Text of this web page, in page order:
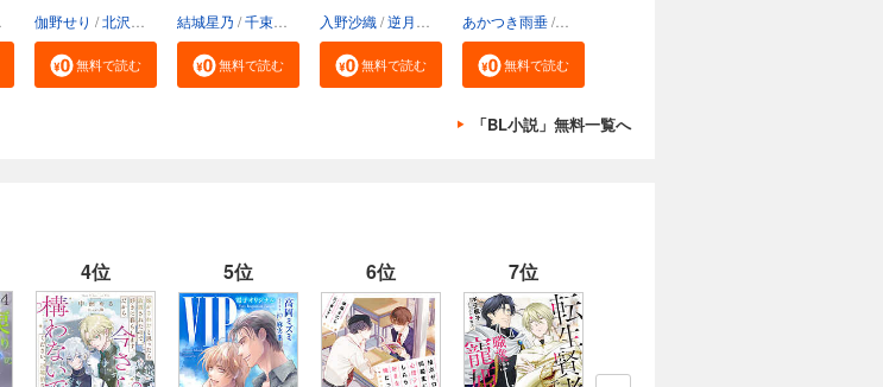
伽野せり 北沢きょう
無料で読む
結城星乃 千束るち
無料で読む
入野沙織 逆月酒乱
無料で読む
あかつき雨垂
無料で読む
「BL小説」無料一覧へ
4位 5位 6位 7位